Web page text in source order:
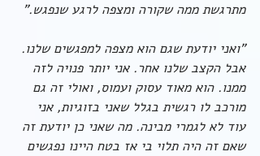
מתרגשת ממה שקורה ומצפה לרגע שנפגש."
"ואני יודעת שגם הוא מצפה למפגשים שלנו.
אבל הקצב שלנו אחר. אני יותר פנויה לזה
ממנו. הוא מאוד עסוק ועמוס, ואולי זה גם
מורכב לו רגשית בגלל שאני בזוגיות, אני
עוד לא לגמרי מבינה. מה שאני כן יודעת זה
שאם זה היה תלוי בי אז בטח היינו נפגשים